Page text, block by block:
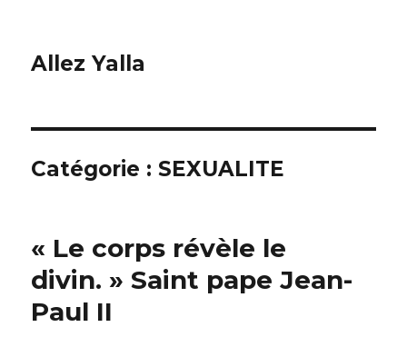
Allez Yalla
Catégorie : SEXUALITE
« Le corps révèle le
divin. » Saint pape Jean-
Paul II